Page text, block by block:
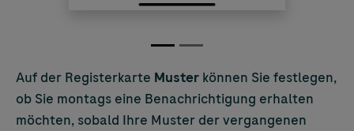
Auf der Registerkarte Muster können Sie festlegen,
ob Sie montags eine Benachrichtigung erhalten
möchten, sobald Ihre Muster der vergangenen